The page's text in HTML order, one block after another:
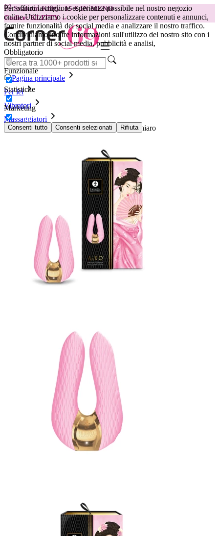
Per offrirti la migliore esperienza possibile nel nostro negozio
online.Utilizziamo i cookie per personalizzare contenuti e annunci,
fornire funzionalità dei social media e analizzare il nostro traffico.
Condividiamo inoltre informazioni sull'utilizzo del nostro sito con i
nostri partner di social media, pubblicità e analisi,
Obbligatorio
Funzionale
Statistiche
Marketing
Consenti tutto Consenti selezionati Rifiuta
😽Svakom Klitty: 15 € IN MENO
Codice: KLITTY →
Pagina principale
Per lei
Vibratori
Massaggiatori
Shunga - Aiko Massaggiatore Intimo Rosa chiaro